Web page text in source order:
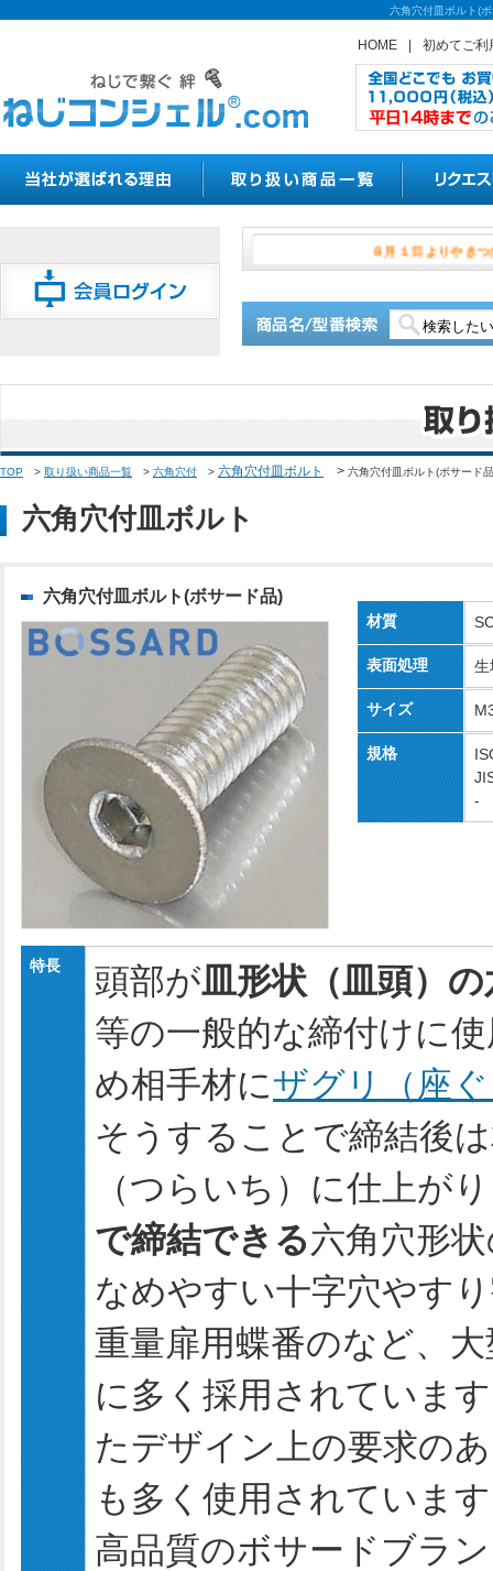
六角穴付皿ボルト(
HOME 初めてご利
８月１日
TOP > 取り扱い商品一覧 > 六角穴付 > 六角穴付皿ボルト > 六角穴付皿ボルト(ボサード
六角穴付皿ボルト
六角穴付皿ボルト(ボサード品)
材質
表面処理 生
サイズ
規格
-
特長 頭部が皿形状（皿頭）
等の一般的な締付けに
め相手材にザグリ（座
そうすることで締結後
（つらいち）に仕上が
で締結できる六角穴形
なめやすい十字穴やす
重量扉用蝶番のなど、
に多く採用されていま
たデザイン上の要求の
も多く使用されていま
高品質のボサードブラ